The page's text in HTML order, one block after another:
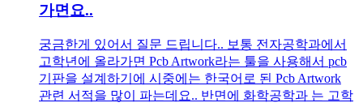
가면요..
궁금한게 있어서 질문 드립니다.. 보통 전자공학과에서
고학년에 올라가면 Pcb Artwork라는 툴을 사용해서 pcb
기판을 설계하기에 시중에는 한국어로 된 Pcb Artwork
관련 서적을 많이 파는데요.. 반면에 화학공학과 는 고학